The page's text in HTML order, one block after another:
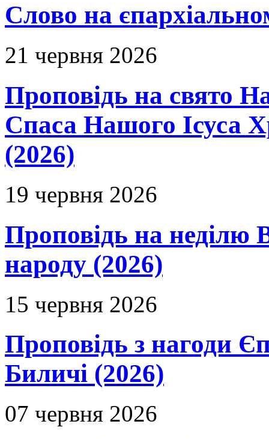
Слово на
21 червня 2026
Проповідь на свято
Спаса Нашого Ісуса
(2026)
19 червня 2026
Проповідь на неділю
народу (2026)
15 червня 2026
Проповідь з нагоди
Биличі (2026)
07 червня 2026